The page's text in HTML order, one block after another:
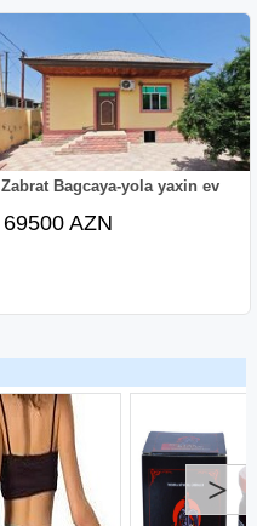
Zabrat Bagcaya-yola yaxin ev
69500 AZN